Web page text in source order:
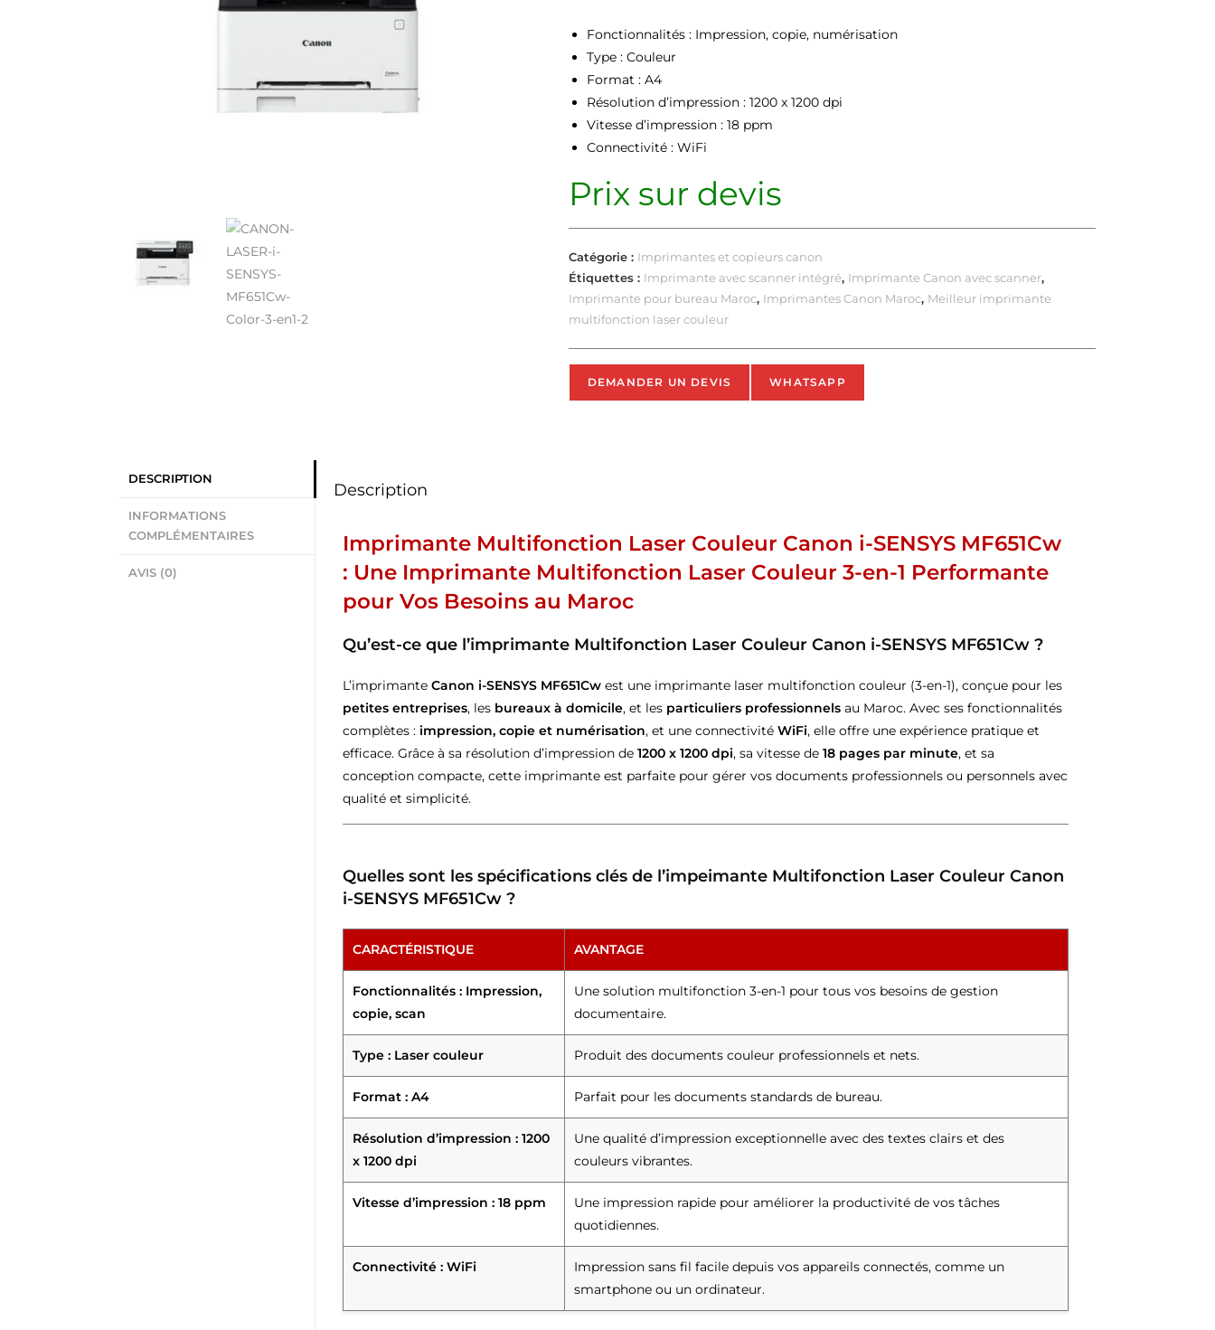
Fonctionnalités : Impression, copie, numérisation
Type : Couleur
Format : A4
Résolution d’impression : 1200 x 1200 dpi
Vitesse d’impression : 18 ppm
Connectivité : WiFi
Prix sur devis
Catégorie : Imprimantes et copieurs canon
Étiquettes : Imprimante avec scanner intégré, Imprimante Canon avec scanner,
Imprimante pour bureau Maroc, Imprimantes Canon Maroc, Meilleur imprimante
multifonction laser couleur
DEMANDER UN DEVIS WHATSAPP
DESCRIPTION
INFORMATIONS
COMPLÉMENTAIRES
AVIS (0)
Description
Imprimante Multifonction Laser Couleur Canon i-SENSYS MF651Cw
: Une Imprimante Multifonction Laser Couleur 3-en-1 Performante
pour Vos Besoins au Maroc
Qu’est-ce que l’imprimante Multifonction Laser Couleur Canon i-SENSYS MF651Cw ?
L’imprimante Canon i-SENSYS MF651Cw est une imprimante laser multifonction couleur (3-en-1), conçue pour les
petites entreprises, les bureaux à domicile, et les particuliers professionnels au Maroc. Avec ses fonctionnalités
complètes : impression, copie et numérisation, et une connectivité WiFi, elle offre une expérience pratique et
efficace. Grâce à sa résolution d’impression de 1200 x 1200 dpi, sa vitesse de 18 pages par minute, et sa
conception compacte, cette imprimante est parfaite pour gérer vos documents professionnels ou personnels avec
qualité et simplicité.
Quelles sont les spécifications clés de l’impeimante Multifonction Laser Couleur Canon
i-SENSYS MF651Cw ?
CARACTÉRISTIQUE AVANTAGE
Fonctionnalités : Impression,
copie, scan
Une solution multifonction 3-en-1 pour tous vos besoins de gestion
documentaire.
Type : Laser couleur Produit des documents couleur professionnels et nets.
Format : A4 Parfait pour les documents standards de bureau.
Résolution d’impression : 1200
x 1200 dpi
Une qualité d’impression exceptionnelle avec des textes clairs et des
couleurs vibrantes.
Vitesse d’impression : 18 ppm
Une impression rapide pour améliorer la productivité de vos tâches
quotidiennes.
Connectivité : WiFi
Impression sans fil facile depuis vos appareils connectés, comme un
smartphone ou un ordinateur.